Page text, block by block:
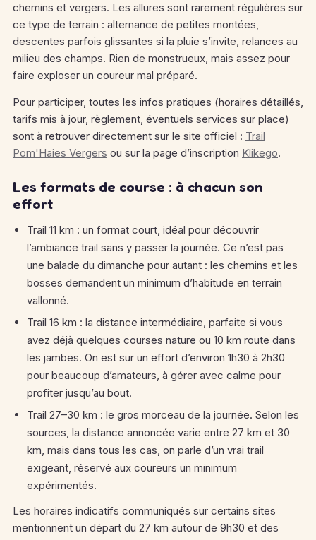
chemins et vergers. Les allures sont rarement régulières sur
ce type de terrain : alternance de petites montées,
descentes parfois glissantes si la pluie s’invite, relances au
milieu des champs. Rien de monstrueux, mais assez pour
faire exploser un coureur mal préparé.
Pour participer, toutes les infos pratiques (horaires détaillés,
tarifs mis à jour, règlement, éventuels services sur place)
sont à retrouver directement sur le site officiel : Trail
Pom'Haies Vergers ou sur la page d’inscription Klikego.
Les formats de course : à chacun son
effort
Trail 11 km : un format court, idéal pour découvrir
l’ambiance trail sans y passer la journée. Ce n’est pas
une balade du dimanche pour autant : les chemins et les
bosses demandent un minimum d’habitude en terrain
vallonné.
Trail 16 km : la distance intermédiaire, parfaite si vous
avez déjà quelques courses nature ou 10 km route dans
les jambes. On est sur un effort d’environ 1h30 à 2h30
pour beaucoup d’amateurs, à gérer avec calme pour
profiter jusqu’au bout.
Trail 27–30 km : le gros morceau de la journée. Selon les
sources, la distance annoncée varie entre 27 km et 30
km, mais dans tous les cas, on parle d’un vrai trail
exigeant, réservé aux coureurs un minimum
expérimentés.
Les horaires indicatifs communiqués sur certains sites
mentionnent un départ du 27 km autour de 9h30 et des